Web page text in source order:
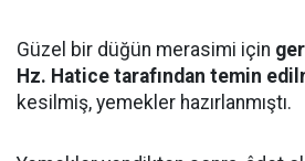
Güzel bir düğün merasimi için
Hz. Hatice tarafından temin
kesilmiş, yemekler hazırlanmıştı.